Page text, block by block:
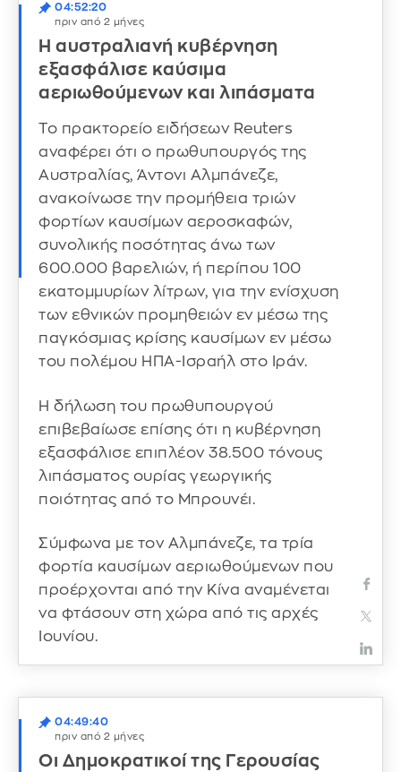
04:52:20
πριν από 2 μήνες
Η αυστραλιανή κυβέρνηση
εξασφάλισε καύσιμα
αεριωθούμενων και λιπάσματα
Το πρακτορείο ειδήσεων Reuters
αναφέρει ότι ο πρωθυπουργός της
Αυστραλίας, Άντονι Αλμπάνεζε,
ανακοίνωσε την προμήθεια τριών
φορτίων καυσίμων αεροσκαφών,
συνολικής ποσότητας άνω των
600.000 βαρελιών, ή περίπου 100
εκατομμυρίων λίτρων, για την ενίσχυση
των εθνικών προμηθειών εν μέσω της
παγκόσμιας κρίσης καυσίμων εν μέσω
του πολέμου ΗΠΑ-Ισραήλ στο Ιράν.
Η δήλωση του πρωθυπουργού
επιβεβαίωσε επίσης ότι η κυβέρνηση
εξασφάλισε επιπλέον 38.500 τόνους
λιπάσματος ουρίας γεωργικής
ποιότητας από το Μπρουνέι.
Σύμφωνα με τον Αλμπάνεζε, τα τρία
φορτία καυσίμων αεριωθούμενων που
προέρχονται από την Κίνα αναμένεται
να φτάσουν στη χώρα από τις αρχές
Ιουνίου.
04:49:40
πριν από 2 μήνες
Οι Δημοκρατικοί της Γερουσίας